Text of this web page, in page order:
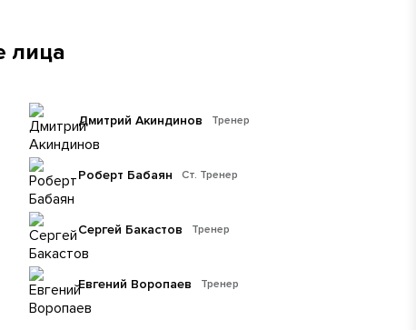
лица
Тренер
Дмитрий Акиндинов
Ст. Тренер
Роберт Бабаян
Тренер
Сергей Бакастов
Тренер
Евгений Воропаев